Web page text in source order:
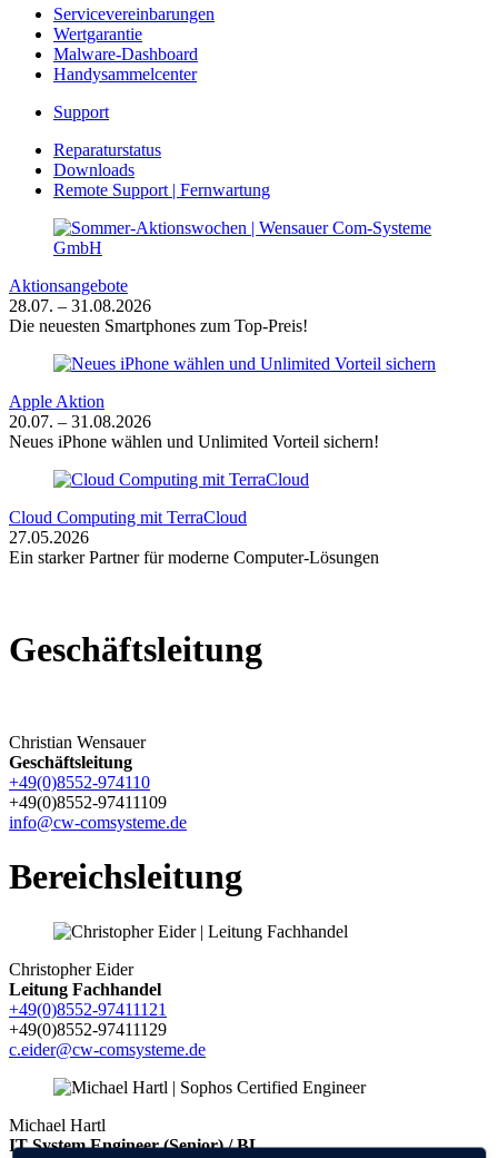
Servicevereinbarungen
Wertgarantie
Malware-Dashboard
Handysammelcenter
Support
Reparaturstatus
Downloads
Remote Support | Fernwartung
Aktionsangebote
28.07. – 31.08.2026
Die neuesten Smartphones zum Top-Preis!
Apple Aktion
20.07. – 31.08.2026
Neues iPhone wählen und Unlimited Vorteil sichern!
Cloud Computing mit TerraCloud
27.05.2026
Ein starker Partner für moderne Computer-Lösungen
Ge­schäfts­lei­tung
Christian Wensauer
Geschäftsleitung
+49(0)8552-974110
+49(0)8552-97411109
info@cw-comsysteme.de
Bereichsleitung
Christopher Eider
Leitung Fachhandel
+49(0)8552-97411121
+49(0)8552-97411129
c.eider@cw-comsysteme.de
Michael Hartl
IT System Engineer (Senior) / BL